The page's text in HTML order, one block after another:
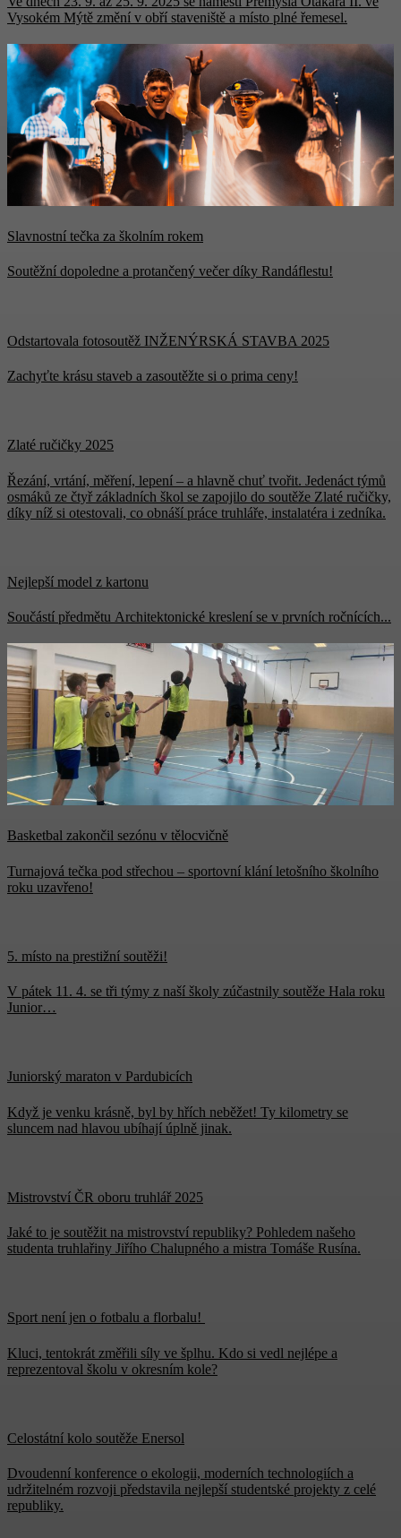
Vysokém Mýtě změní v obří staveniště a místo plné řemesel.
Slavnostní tečka za školním rokem
Soutěžní dopoledne a protančený večer díky Randáflestu!
Odstartovala fotosoutěž INŽENÝRSKÁ STAVBA 2025
Zachyťte krásu staveb a zasoutěžte si o prima ceny!
Zlaté ručičky 2025
Řezání, vrtání, měření, lepení – a hlavně chuť tvořit. Jedenáct týmů
osmáků ze čtyř základních škol se zapojilo do soutěže Zlaté ručičky,
díky níž si otestovali, co obnáší práce truhláře, instalatéra i zedníka.
Nejlepší model z kartonu
Součástí předmětu Architektonické kreslení se v prvních ročnících...
Basketbal zakončil sezónu v tělocvičně
Turnajová tečka pod střechou – sportovní klání letošního školního
roku uzavřeno!
5. místo na prestižní soutěži!
V pátek 11. 4. se tři týmy z naší školy zúčastnily soutěže Hala roku
Junior…
Juniorský maraton v Pardubicích
Když je venku krásně, byl by hřích neběžet! Ty kilometry se
sluncem nad hlavou ubíhají úplně jinak.
Mistrovství ČR oboru truhlář 2025
Jaké to je soutěžit na mistrovství republiky? Pohledem našeho
studenta truhlařiny Jiřího Chalupného a mistra Tomáše Rusína.
Sport není jen o fotbalu a florbalu!
Kluci, tentokrát změřili síly ve šplhu. Kdo si vedl nejlépe a
reprezentoval školu v okresním kole?
Celostátní kolo soutěže Enersol
Dvoudenní konference o ekologii, moderních technologiích a
udržitelném rozvoji představila nejlepší studentské projekty z celé
republiky.